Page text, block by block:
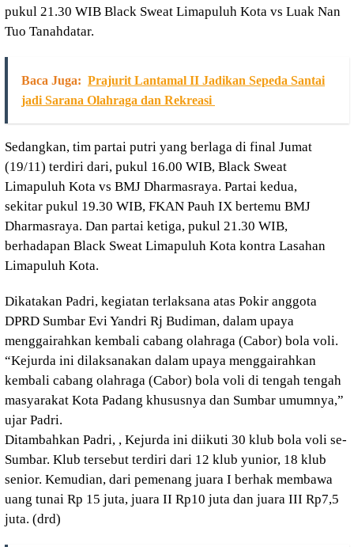
pukul 21.30 WIB Black Sweat Limapuluh Kota vs Luak Nan
Tuo Tanahdatar.
Baca Juga: Prajurit Lantamal II Jadikan Sepeda Santai
jadi Sarana Olahraga dan Rekreasi
Sedangkan, tim partai putri yang berlaga di final Jumat
(19/11) terdiri dari, pukul 16.00 WIB, Black Sweat
Limapuluh Kota vs BMJ Dharmasraya. Partai kedua,
sekitar pukul 19.30 WIB, FKAN Pauh IX bertemu BMJ
Dharmasraya. Dan partai ketiga, pukul 21.30 WIB,
berhadapan Black Sweat Limapuluh Kota kontra Lasahan
Limapuluh Kota.
Dikatakan Padri, kegiatan terlaksana atas Pokir anggota
DPRD Sumbar Evi Yandri Rj Budiman, dalam upaya
menggairahkan kembali cabang olahraga (Cabor) bola voli.
“Kejurda ini dilaksanakan dalam upaya menggairahkan
kembali cabang olahraga (Cabor) bola voli di tengah tengah
masyarakat Kota Padang khususnya dan Sumbar umumnya,”
ujar Padri.
Ditambahkan Padri, , Kejurda ini diikuti 30 klub bola voli se-
Sumbar. Klub tersebut terdiri dari 12 klub yunior, 18 klub
senior. Kemudian, dari pemenang juara I berhak membawa
uang tunai Rp 15 juta, juara II Rp10 juta dan juara III Rp7,5
juta. (drd)